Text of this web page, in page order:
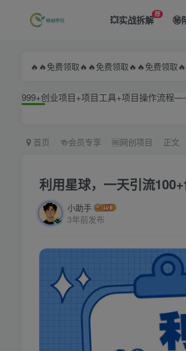
💥实战拆解荐 ㊙️
🔥🔥免费领取🔥🔥免费领取🔥🔥免费
999+创业项目+项目工具+项目操作流程
首页 🍻会员专享 🆓网创项目 正文
利用星球，一天引流100+
小助手
3年前发布